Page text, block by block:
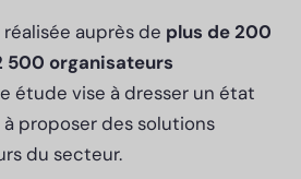
auprès de plus de 200
500 organisateurs
étude vise à dresser un état
proposer des solutions
du secteur.